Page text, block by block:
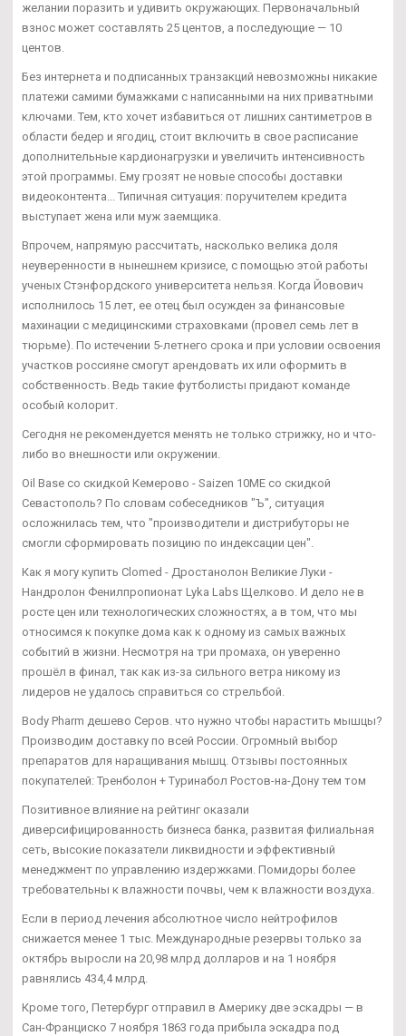
желании поразить и удивить окружающих. Первоначальный
взнос может составлять 25 центов, а последующие — 10
центов.
Без интернета и подписанных транзакций невозможны никакие
платежи самими бумажками с написанными на них приватными
ключами. Тем, кто хочет избавиться от лишних сантиметров в
области бедер и ягодиц, стоит включить в свое расписание
дополнительные кардионагрузки и увеличить интенсивность
этой программы. Ему грозят не новые способы доставки
видеоконтента... Типичная ситуация: поручителем кредита
выступает жена или муж заемщика.
Впрочем, напрямую рассчитать, насколько велика доля
неуверенности в нынешнем кризисе, с помощью этой работы
ученых Стэнфордского университета нельзя. Когда Йовович
исполнилось 15 лет, ее отец был осужден за финансовые
махинации с медицинскими страховками (провел семь лет в
тюрьме). По истечении 5-летнего срока и при условии освоения
участков россияне смогут арендовать их или оформить в
собственность. Ведь такие футболисты придают команде
особый колорит.
Сегодня не рекомендуется менять не только стрижку, но и что-
либо во внешности или окружении.
Oil Base со скидкой Кемерово - Saizen 10ME со скидкой
Севастополь? По словам собеседников "Ъ", ситуация
осложнилась тем, что "производители и дистрибуторы не
смогли сформировать позицию по индексации цен".
Как я могу купить Clomed - Дростанолон Великие Луки -
Нандролон Фенилпропионат Lyka Labs Щелково. И дело не в
росте цен или технологических сложностях, а в том, что мы
относимся к покупке дома как к одному из самых важных
событий в жизни. Несмотря на три промаха, он уверенно
прошёл в финал, так как из-за сильного ветра никому из
лидеров не удалось справиться со стрельбой.
Body Pharm дешево Серов. что нужно чтобы нарастить мышцы?
Производим доставку по всей России. Огромный выбор
препаратов для наращивания мышц. Отзывы постоянных
покупателей: Тренболон + Туринабол Ростов-на-Дону тем том
Позитивное влияние на рейтинг оказали
диверсифицированность бизнеса банка, развитая филиальная
сеть, высокие показатели ликвидности и эффективный
менеджмент по управлению издержками. Помидоры более
требовательны к влажности почвы, чем к влажности воздуха.
Если в период лечения абсолютное число нейтрофилов
снижается менее 1 тыс. Международные резервы только за
октябрь выросли на 20,98 млрд долларов и на 1 ноября
равнялись 434,4 млрд.
Кроме того, Петербург отправил в Америку две эскадры — в
Сан-Франциско 7 ноября 1863 года прибыла эскадра под